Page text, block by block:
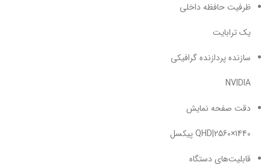
ظرفیت حافظه داخلی
یک ترابایت
سازنده پردازنده گرافیکی
NVIDIA
دقت صفحه نمایش
QHD|2560×1440 پیکسل
قابلیت‌های دستگاه